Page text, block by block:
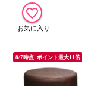
8/7時点_ポイント最大11倍